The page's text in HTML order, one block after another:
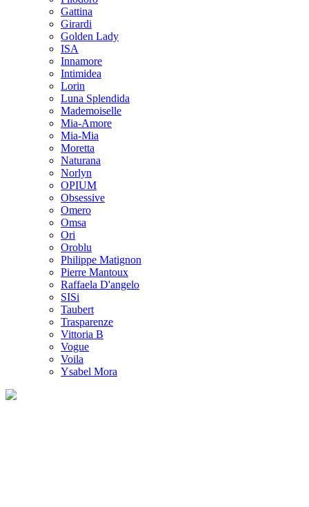
Gattina
Girardi
Golden Lady
ISA
Innamore
Intimidea
Lorin
Luna Splendida
Mademoiselle
Mia-Amore
Mia-Mia
Moretta
Naturana
Norlyn
OPIUM
Obsessive
Omero
Omsa
Ori
Oroblu
Philippe Matignon
Pierre Mantoux
Raffaela D'angelo
SISi
Taubert
Trasparenze
Vittoria B
Vogue
Voila
Ysabel Mora